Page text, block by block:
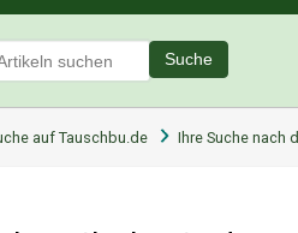
Suche
auf Tauschbu.de Ihre Suche nach